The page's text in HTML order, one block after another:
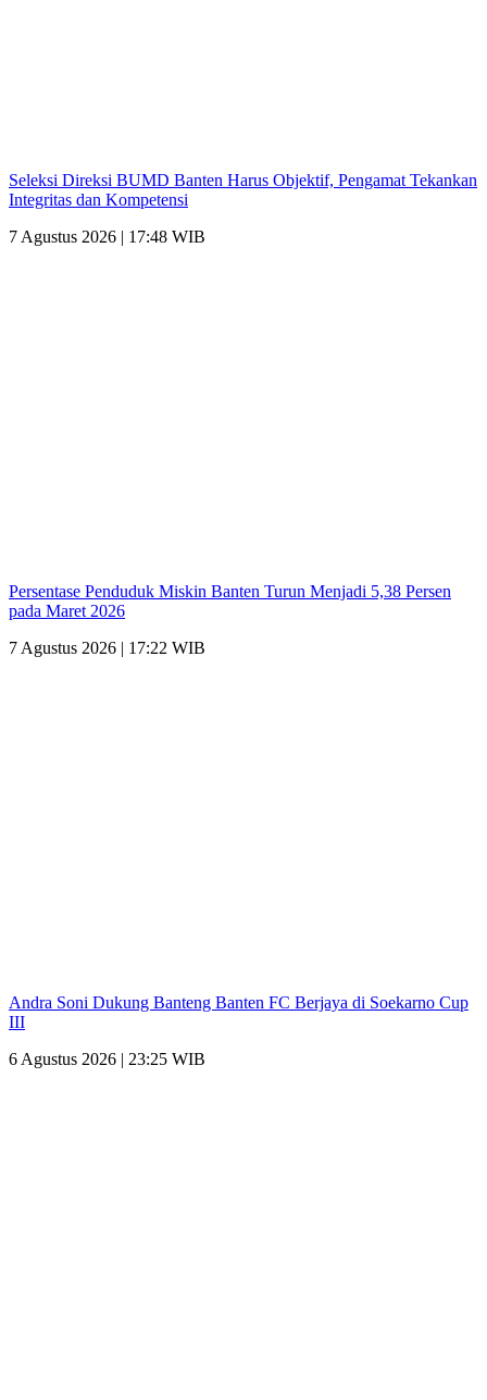
Seleksi Direksi BUMD Banten Harus Objektif, Pengamat Tekankan
Integritas dan Kompetensi
7 Agustus 2026 | 17:48 WIB
Persentase Penduduk Miskin Banten Turun Menjadi 5,38 Persen
pada Maret 2026
7 Agustus 2026 | 17:22 WIB
Andra Soni Dukung Banteng Banten FC Berjaya di Soekarno Cup
III
6 Agustus 2026 | 23:25 WIB